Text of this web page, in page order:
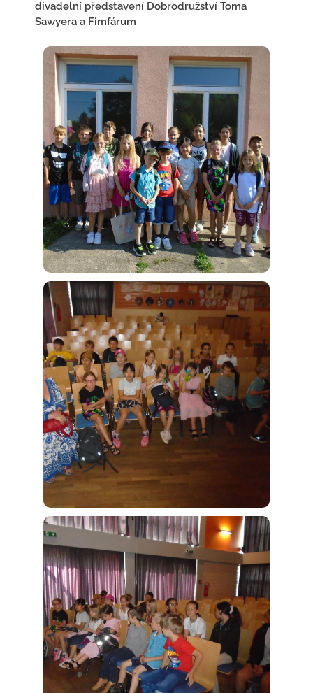
divadelní představení Dobrodružství Toma
Sawyera a Fimfárum